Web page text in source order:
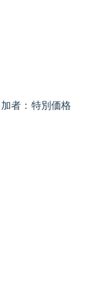
者：特別価格